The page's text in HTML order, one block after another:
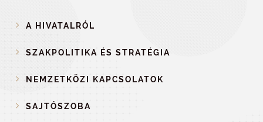
A HIVATALRÓL
SZAKPOLITIKA ÉS STRATÉGIA
NEMZETKÖZI KAPCSOLATOK
SAJTÓSZOBA